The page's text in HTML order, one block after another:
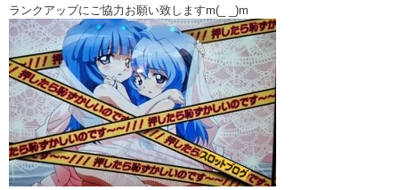
ランクアップにご協力お願い致しますm(_ _)m